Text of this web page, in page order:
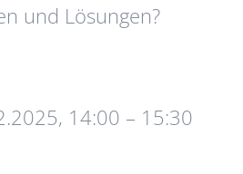
und Lösungen?
14:00 – 15:30